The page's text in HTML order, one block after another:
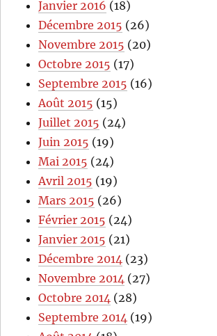
Janvier 2016 (18)
Décembre 2015 (26)
Novembre 2015 (20)
Octobre 2015 (17)
Septembre 2015 (16)
Août 2015 (15)
Juillet 2015 (24)
Juin 2015 (19)
Mai 2015 (24)
Avril 2015 (19)
Mars 2015 (26)
Février 2015 (24)
Janvier 2015 (21)
Décembre 2014 (23)
Novembre 2014 (27)
Octobre 2014 (28)
Septembre 2014 (19)